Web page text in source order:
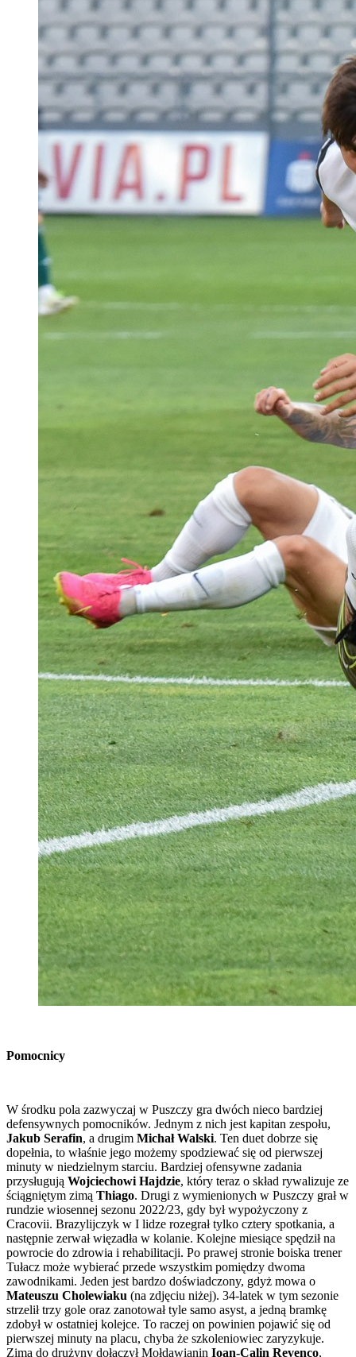
Pomocnicy
W środku pola zazwyczaj w Puszczy gra dwóch nieco bardziej
defensywnych pomocników. Jednym z nich jest kapitan zespołu,
Jakub Serafin, a drugim Michał Walski. Ten duet dobrze się
dopełnia, to właśnie jego możemy spodziewać się od pierwszej
minuty w niedzielnym starciu. Bardziej ofensywne zadania
przysługują Wojciechowi Hajdzie, który teraz o skład rywalizuje ze
ściągniętym zimą Thiago. Drugi z wymienionych w Puszczy grał w
rundzie wiosennej sezonu 2022/23, gdy był wypożyczony z
Cracovii. Brazylijczyk w I lidze rozegrał tylko cztery spotkania, a
następnie zerwał więzadła w kolanie. Kolejne miesiące spędził na
powrocie do zdrowia i rehabilitacji. Po prawej stronie boiska trener
Tułacz może wybierać przede wszystkim pomiędzy dwoma
zawodnikami. Jeden jest bardzo doświadczony, gdyż mowa o
Mateuszu Cholewiaku (na zdjęciu niżej). 34-latek w tym sezonie
strzelił trzy gole oraz zanotował tyle samo asyst, a jedną bramkę
zdobył w ostatniej kolejce. To raczej on powinien pojawić się od
pierwszej minuty na placu, chyba że szkoleniowiec zaryzykuje.
Zimą do drużyny dołączył Mołdawianin Ioan-Calin Revenco,